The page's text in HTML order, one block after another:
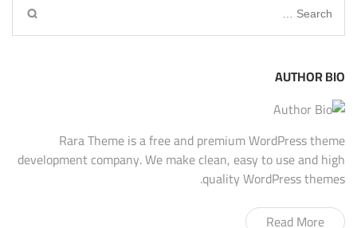
Search
for:
AUTHOR BIO
Rara Theme is a free and premium WordPress theme
development company. We make clean, easy to use and high
quality WordPress themes.
Read More